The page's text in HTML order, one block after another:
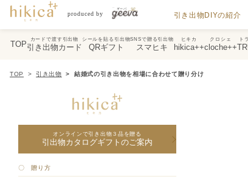
引き出物DIYの紹介
TOP
カードで渡す引出物
引き出物カード
シールを貼る引出物
QRギフト
SNSで贈る引出物
スマヒキ
ヒキカ
hikica++
クロシェ
cloche++
ト
TOP 引き出物 結婚式の引き出物を相場に合わせて贈り分け
オンラインで引き出物３品を贈る
引出物カタログギフトのご案内
〇 贈り方